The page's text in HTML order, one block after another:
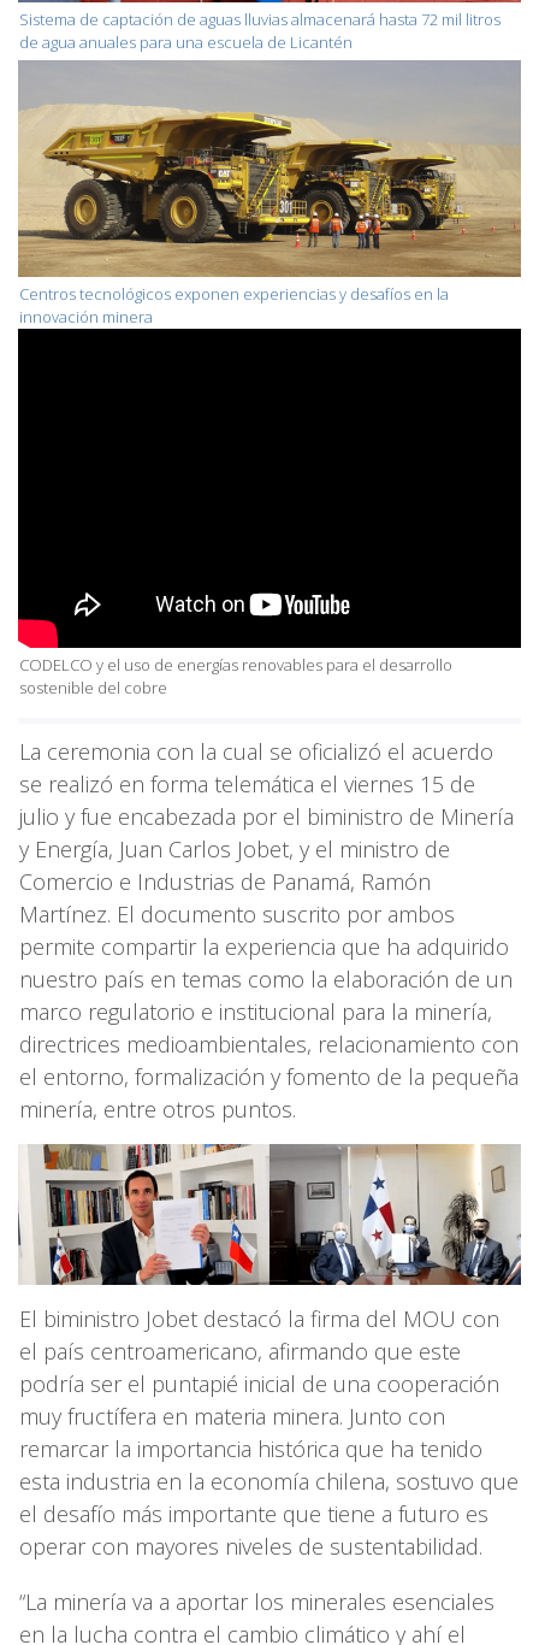
Sistema de captación de aguas lluvias almacenará hasta 72 mil litros
de agua anuales para una escuela de Licantén
Centros tecnológicos exponen experiencias y desafíos en la
innovación minera
CODELCO y el uso de energías renovables para el desarrollo
sostenible del cobre
La ceremonia con la cual se oficializó el acuerdo
se realizó en forma telemática el viernes 15 de
julio y fue encabezada por el biministro de Minería
y Energía, Juan Carlos Jobet, y el ministro de
Comercio e Industrias de Panamá, Ramón
Martínez. El documento suscrito por ambos
permite compartir la experiencia que ha adquirido
nuestro país en temas como la elaboración de un
marco regulatorio e institucional para la minería,
directrices medioambientales, relacionamiento con
el entorno, formalización y fomento de la pequeña
minería, entre otros puntos.
El biministro Jobet destacó la firma del MOU con
el país centroamericano, afirmando que este
podría ser el puntapié inicial de una cooperación
muy fructífera en materia minera. Junto con
remarcar la importancia histórica que ha tenido
esta industria en la economía chilena, sostuvo que
el desafío más importante que tiene a futuro es
operar con mayores niveles de sustentabilidad.
“La minería va a aportar los minerales esenciales
en la lucha contra el cambio climático y ahí el